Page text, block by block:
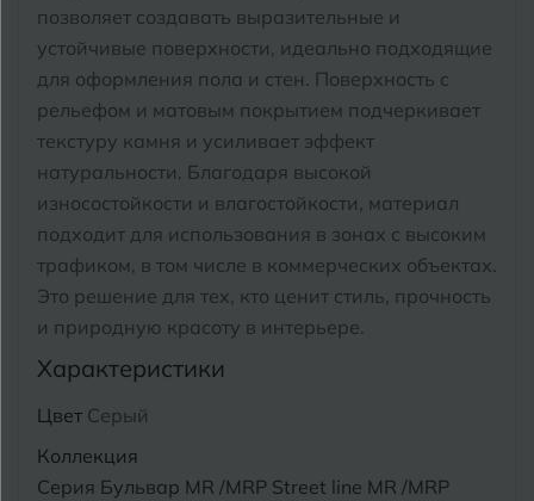
позволяет создавать выразительные и
устойчивые поверхности, идеально подходящие
для оформления пола и стен. Поверхность с
рельефом и матовым покрытием подчеркивает
текстуру камня и усиливает эффект
натуральности. Благодаря высокой
износостойкости и влагостойкости, материал
подходит для использования в зонах с высоким
трафиком, в том числе в коммерческих объектах.
Это решение для тех, кто ценит стиль, прочность
и природную красоту в интерьере.
Характеристики
Цвет Серый
Коллекция
Серия Бульвар MR /MRP Street line MR /MRP
Ижевск
Казань
Кемерово
Ковров
Кострома
Котлас
Курганинск
Тула
Тюмень
У
Ульяновск
Чебоксары